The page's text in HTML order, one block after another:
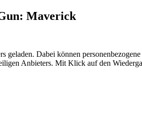
Maverick
geladen. Dabei können
Anbieters. Mit Klick auf den